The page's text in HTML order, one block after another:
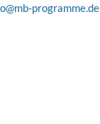
programme.de